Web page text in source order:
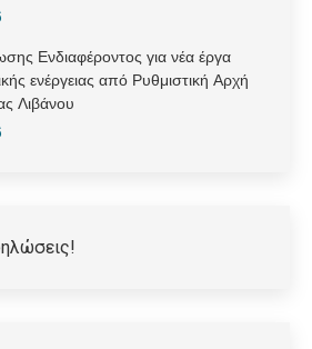
Ενδιαφέροντος για νέα έργα
ενέργειας από Ρυθμιστική Αρχή
Λιβάνου